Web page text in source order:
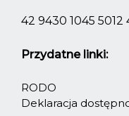
42 9430 1045
Przydatne linki:
RODO
Deklaracja